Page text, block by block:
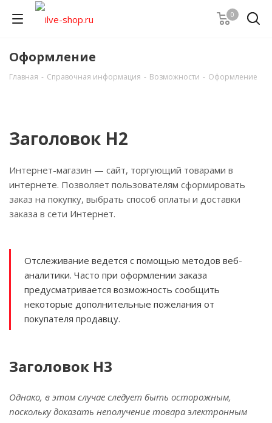
0
Оформление
Главная - Справочная информация - Возможности - Оформление
Заголовок H2
Интернет-магазин — сайт, торгующий товарами в
интернете. Позволяет пользователям сформировать
заказ на покупку, выбрать способ оплаты и доставки
заказа в сети Интернет.
Отслеживание ведется с помощью методов веб-
аналитики. Часто при оформлении заказа
предусматривается возможность сообщить
некоторые дополнительные пожелания от
покупателя продавцу.
Заголовок H3
Однако, в этом случае следует быть осторожным,
поскольку доказать неполучение товара электронным